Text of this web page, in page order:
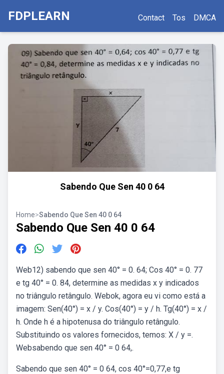
FDPLEARN Contact Tos DMCA
Sabendo Que Sen 40 0 64
Home>Sabendo Que Sen 40 0 64
Sabendo Que Sen 40 0 64
Web12) sabendo que sen 40° = 0. 64; Cos 40° = 0. 77
e tg 40° = 0. 84, determine as medidas x y indicados
no triângulo retângulo. Webok, agora eu vi como está a
imagem: Sen(40°) = x / y. Cos(40°) = y / h. Tg(40°) = x /
h. Onde h é a hipotenusa do triângulo retângulo.
Substituindo os valores fornecidos, temos: X / y =.
Websabendo que sen 40° = 0 64,.
Sabendo que sen 40° = 0 64, cos 40°=0,77,e tg